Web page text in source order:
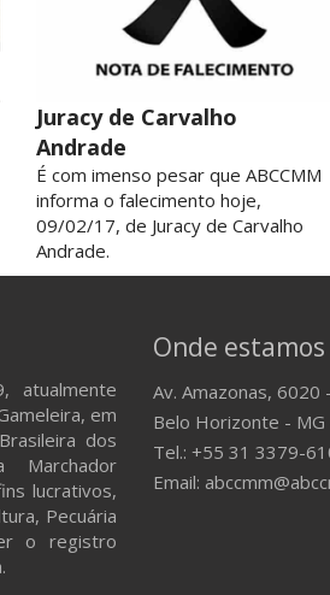
Juracy de Carvalho
Andrade
É com imenso pesar que ABCCMM
informa o falecimento hoje,
09/02/17, de Juracy de Carvalho
Andrade.
atualmente
em
dos
Marchador
lucrativos,
Pecuária
o registro
Onde estamos
Av. Amazonas, 6020
Belo Horizonte -
Tel.: +55 31 3379-
Email: